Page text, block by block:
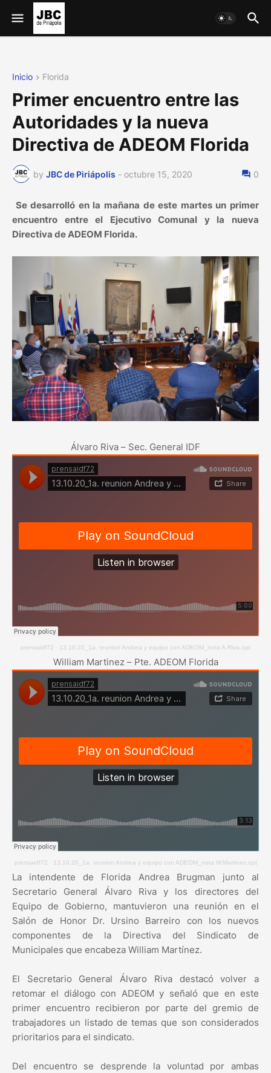
Inicio Florida
Primer encuentro entre las
Autoridades y la nueva
Directiva de ADEOM Florida
by JBC de Piriápolis - octubre 15, 2020 0
Se desarrolló en la mañana de este martes un primer
encuentro entre el Ejecutivo Comunal y la nueva
Directiva de ADEOM Florida.
Álvaro Riva – Sec. General IDF
prensaidf72 · 13.10.20_1a. reunion Andrea y equipo con ADEOM_nota A.Riva.opt
William Martinez – Pte. ADEOM Florida
prensaidf72 · 13.10.20_1a. reunion Andrea y equipo con ADEOM_nota W.Martinez.opt
La intendente de Florida Andrea Brugman junto al
Secretario General Álvaro Riva y los directores del
Equipo de Gobierno, mantuvieron una reunión en el
Salón de Honor Dr. Ursino Barreiro con los nuevos
componentes de la Directiva del Sindicato de
Municipales que encabeza William Martínez.
El Secretario General Álvaro Riva destacó volver a
retomar el diálogo con ADEOM y señaló que en este
primer encuentro recibieron por parte del gremio de
trabajadores un listado de temas que son considerados
prioritarios para el sindicato.
Del encuentro se desprende la voluntad por ambas